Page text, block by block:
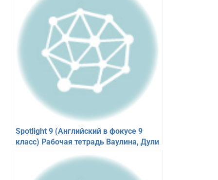
Spotlight 9 (Английский в фокусе 9
класс) Рабочая тетрадь Ваулина, Дули